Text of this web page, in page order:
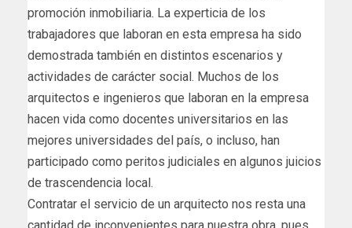
promoción inmobiliaria. La experticia de los
trabajadores que laboran en esta empresa ha sido
demostrada también en distintos escenarios y
actividades de carácter social. Muchos de los
arquitectos e ingenieros que laboran en la empresa
hacen vida como docentes universitarios en las
mejores universidades del país, o incluso, han
participado como peritos judiciales en algunos juicios
de trascendencia local.
Contratar el servicio de un arquitecto nos resta una